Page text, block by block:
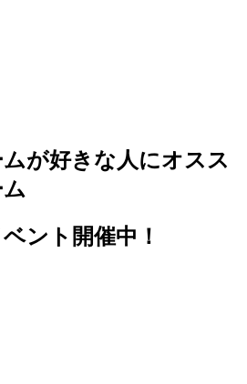
が好きな人にオスス
ント開催中！